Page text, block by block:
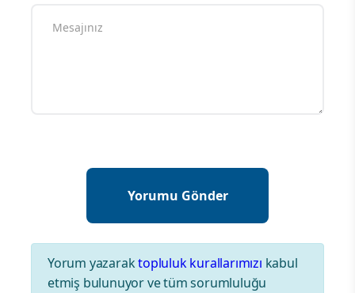
Yorum yazaraktopluluk kurallarımızı kabul
etmiş bulunuyor ve tüm sorumluluğu